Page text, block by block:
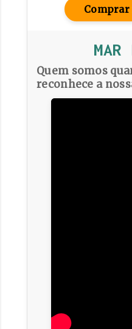
Comprar
MAR
Quem somos
reconhece a